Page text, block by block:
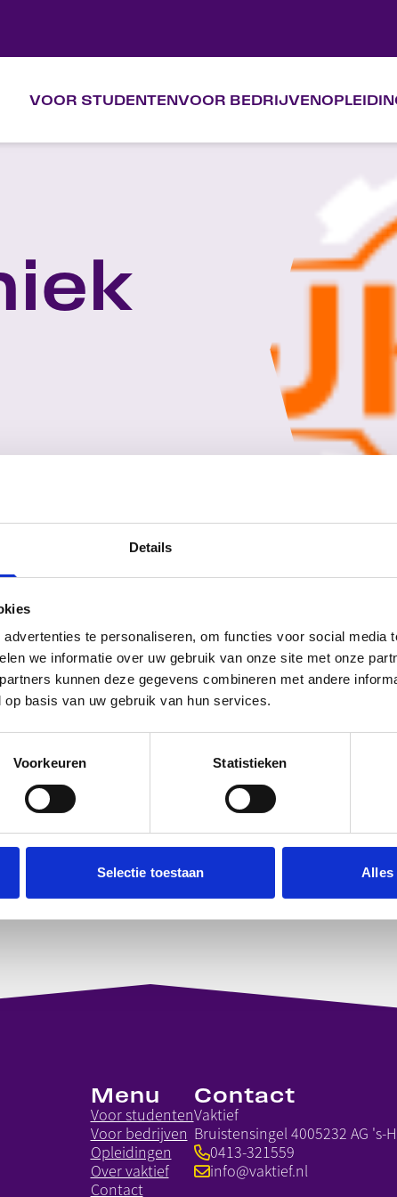
Details
te personaliseren, om functies voor social media
we informatie over uw gebruik van onze site met onze
kunnen deze gegevens combineren met andere
basis van uw gebruik van hun services.
Voorkeuren Statistieken
Selectie toestaan Alles
VOOR STUDENTENVOOR BEDRIJVEN
BEDRIJVEN
OPLEIDINGEN
KALENDER
OVER VAKTIEF
Vakrichtingen
Medewerker
Medewerker
Medewerker
Menu
Voor studenten
Voor bedrijven
Opleidingen
Over vaktief
Contact
Contact
Vaktief
Bruistensingel 4005232 AG 's-
0413-321559
info@vaktief.nl